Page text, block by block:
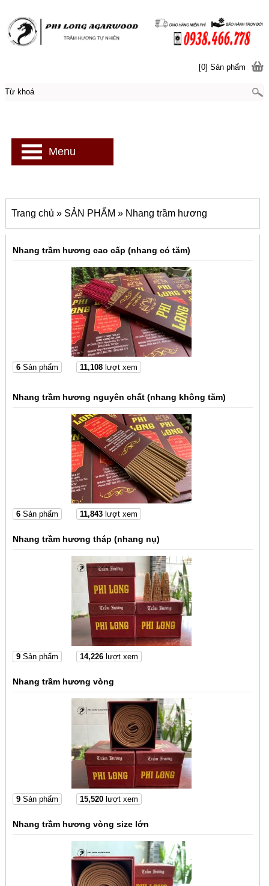
Nhang trầm hương cao cấp (nhang có tăm)
6Sản phẩm 11,108lượt xem
Nhang trầm hương nguyên chất (nhang không tăm)
6Sản phẩm 11,843lượt xem
Nhang trầm hương tháp (nhang nụ)
9Sản phẩm 14,226lượt xem
Nhang trầm hương vòng
9Sản phẩm 15,520lượt xem
Nhang trầm hương vòng size lớn
Trang chủ » SẢN PHẨM » Nhang trầm hương
[0] Sản phẩm
Menu